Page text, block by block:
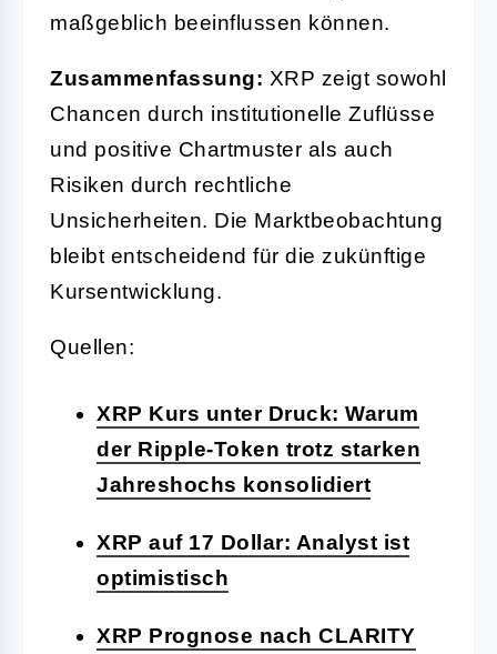
maßgeblich beeinflussen können.
Zusammenfassung: XRP zeigt sowohl
Chancen durch institutionelle Zuflüsse
und positive Chartmuster als auch
Risiken durch rechtliche
Unsicherheiten. Die Marktbeobachtung
bleibt entscheidend für die zukünftige
Kursentwicklung.
Quellen:
XRP Kurs unter Druck: Warum
der Ripple-Token trotz starken
Jahreshochs konsolidiert
XRP auf 17 Dollar: Analyst ist
optimistisch
XRP Prognose nach CLARITY